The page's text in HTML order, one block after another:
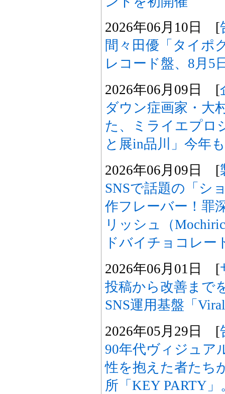
2026年06月10日 [
間々田優「タイポ
レコード盤、8月5
2026年06月09日 [
ダウン症画家・大
た、ミライエプロ
と展in品川」今年
2026年06月09日 [
SNSで話題の「シ
作フレーバー！罪
リッシュ（
ドバイチョコレー
2026年06月01日 [
投稿から改善まで
SNS運用基盤「
2026年05月29日 [
90年代ヴィジュア
性を抱えた者たち
所「KEY PARTY